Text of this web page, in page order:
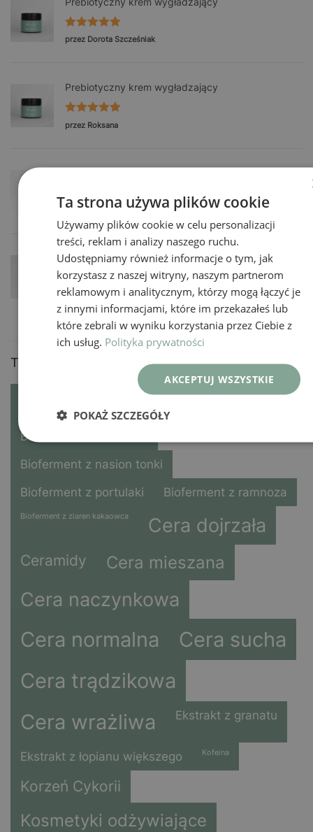
Oceniono5
przez Dorota Szcześniak
Prebiotyczny krem wygładzający
Oceniono5
przez Roksana
Oceniono 5
na 5
przez Roksana
Nawilżające Serum Antyoksydacyjne
Oceniono5
na 5
przez Roksana
Tag produktów
Antyoksydacja Astaksantyna
Bioferment z bambusa
Bioferment z nasion tonki
Bioferment z portulaki
Bioferment z ramnoza
Bioferment z ziaren kakaowca Cera dojrzała
Ceramidy Cera mieszana
Cera naczynkowa
Cera normalna
Cera sucha
Cera trądzikowa
Cera wrażliwa
Ekstrakt z granatu
Ekstrakt z łopianu większego Kofeina
Korzeń Cykorii
Kosmetyki odżywiające
Ta strona używa plików cookie
Używamy plików cookie w celu personalizacji
treści, reklam i analizy naszego ruchu.
Udostępniamy również informacje o tym, jak
korzystasz z naszej witryny, naszym partnerom
reklamowym i analitycznym, którzy mogą łączyć je
z innymi informacjami, które im przekazałeś lub
które zebrali w wyniku korzystania przez Ciebie z
ich usług. Polityka prywatności
AKCEPTUJ WSZYSTKIE
POKAŻ SZCZEGÓŁY